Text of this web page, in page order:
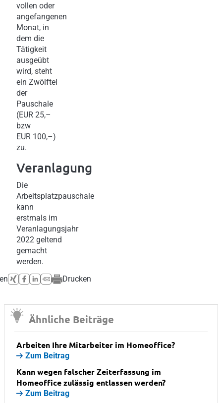
vollen oder
angefangenen
Monat, in
dem die
Tätigkeit
ausgeübt
wird, steht
ein Zwölftel
der
Pauschale
(EUR 25,–
bzw
EUR 100,–)
zu.
Veranlagung
Die
Arbeitsplatzpauschale
kann
erstmals im
Veranlagungsjahr
2022 geltend
gemacht
werden.
Drucken
Ähnliche Beiträge
Arbeiten Ihre Mitarbeiter im Homeoffice?
Zum Beitrag
Kann wegen falscher Zeiterfassung im
Homeoffice zulässig entlassen werden?
Zum Beitrag